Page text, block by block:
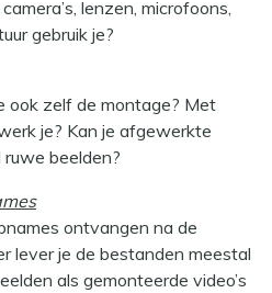
lenzen, microfoons,
gebruik je?
ook zelf de montage? Met
je? Kan je afgewerkte
ruwe beelden?
ontvangen na de
lever je de bestanden meestal
als gemonteerde video’s